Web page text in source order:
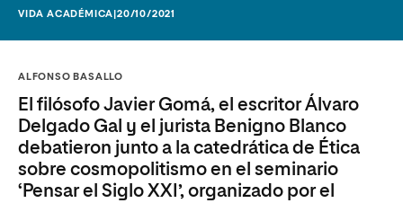
VIDA ACADÉMICA |20/10/2021
ALFONSO BASALLO
El filósofo Javier Gomá, el escritor Álvaro
Delgado Gal y el jurista Benigno Blanco
debatieron junto a la catedrática de Ética
sobre cosmopolitismo en el seminario
‘Pensar el Siglo XXI’, organizado por el